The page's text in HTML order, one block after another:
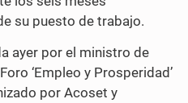
su puesto de trabajo.
ayer por el ministro de
‘Empleo y Prosperidad’
por Acoset y